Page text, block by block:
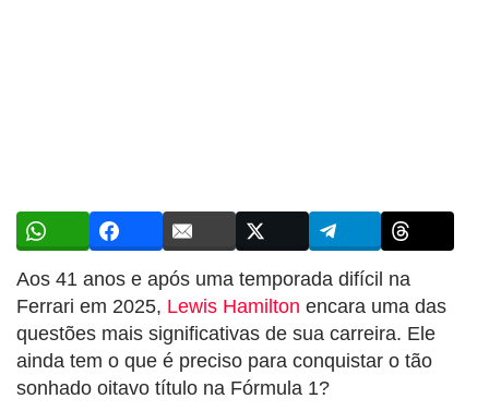
Aos 41 anos e após uma temporada difícil na
Ferrari em 2025, Lewis Hamilton encara uma das
questões mais significativas de sua carreira. Ele
ainda tem o que é preciso para conquistar o tão
sonhado oitavo título na Fórmula 1?